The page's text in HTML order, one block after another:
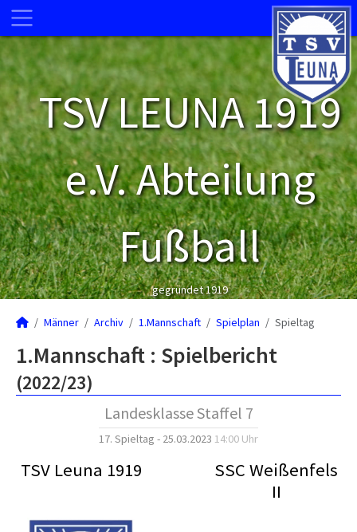
TSV LEUNA 1919
e.V. Abteilung
Fußball
gegründet 1919
Männer Archiv 1.Mannschaft Spielplan Spieltag
1.Mannschaft : Spielbericht
(2022/23)
Landesklasse Staffel 7
17. Spieltag - 25.03.2023 14:00 Uhr
TSV Leuna 1919
SSC Weißenfels
II